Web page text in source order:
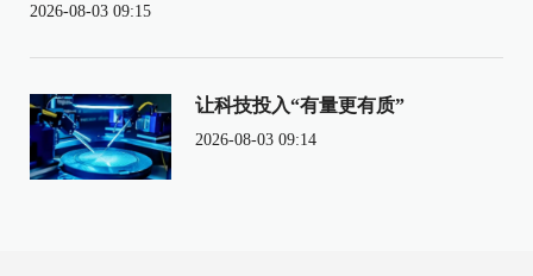
2026-08-03 09:15
让科技投入“有量更有质”
2026-08-03 09:14